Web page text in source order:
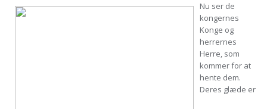
Nu ser de
kongernes
Konge og
herrernes
Herre, som
kommer for at
hente dem.
Deres glæde er